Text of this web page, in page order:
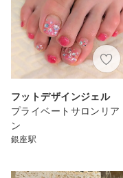
フットデザインジェル
プライベートサロンリア
ン
銀座駅